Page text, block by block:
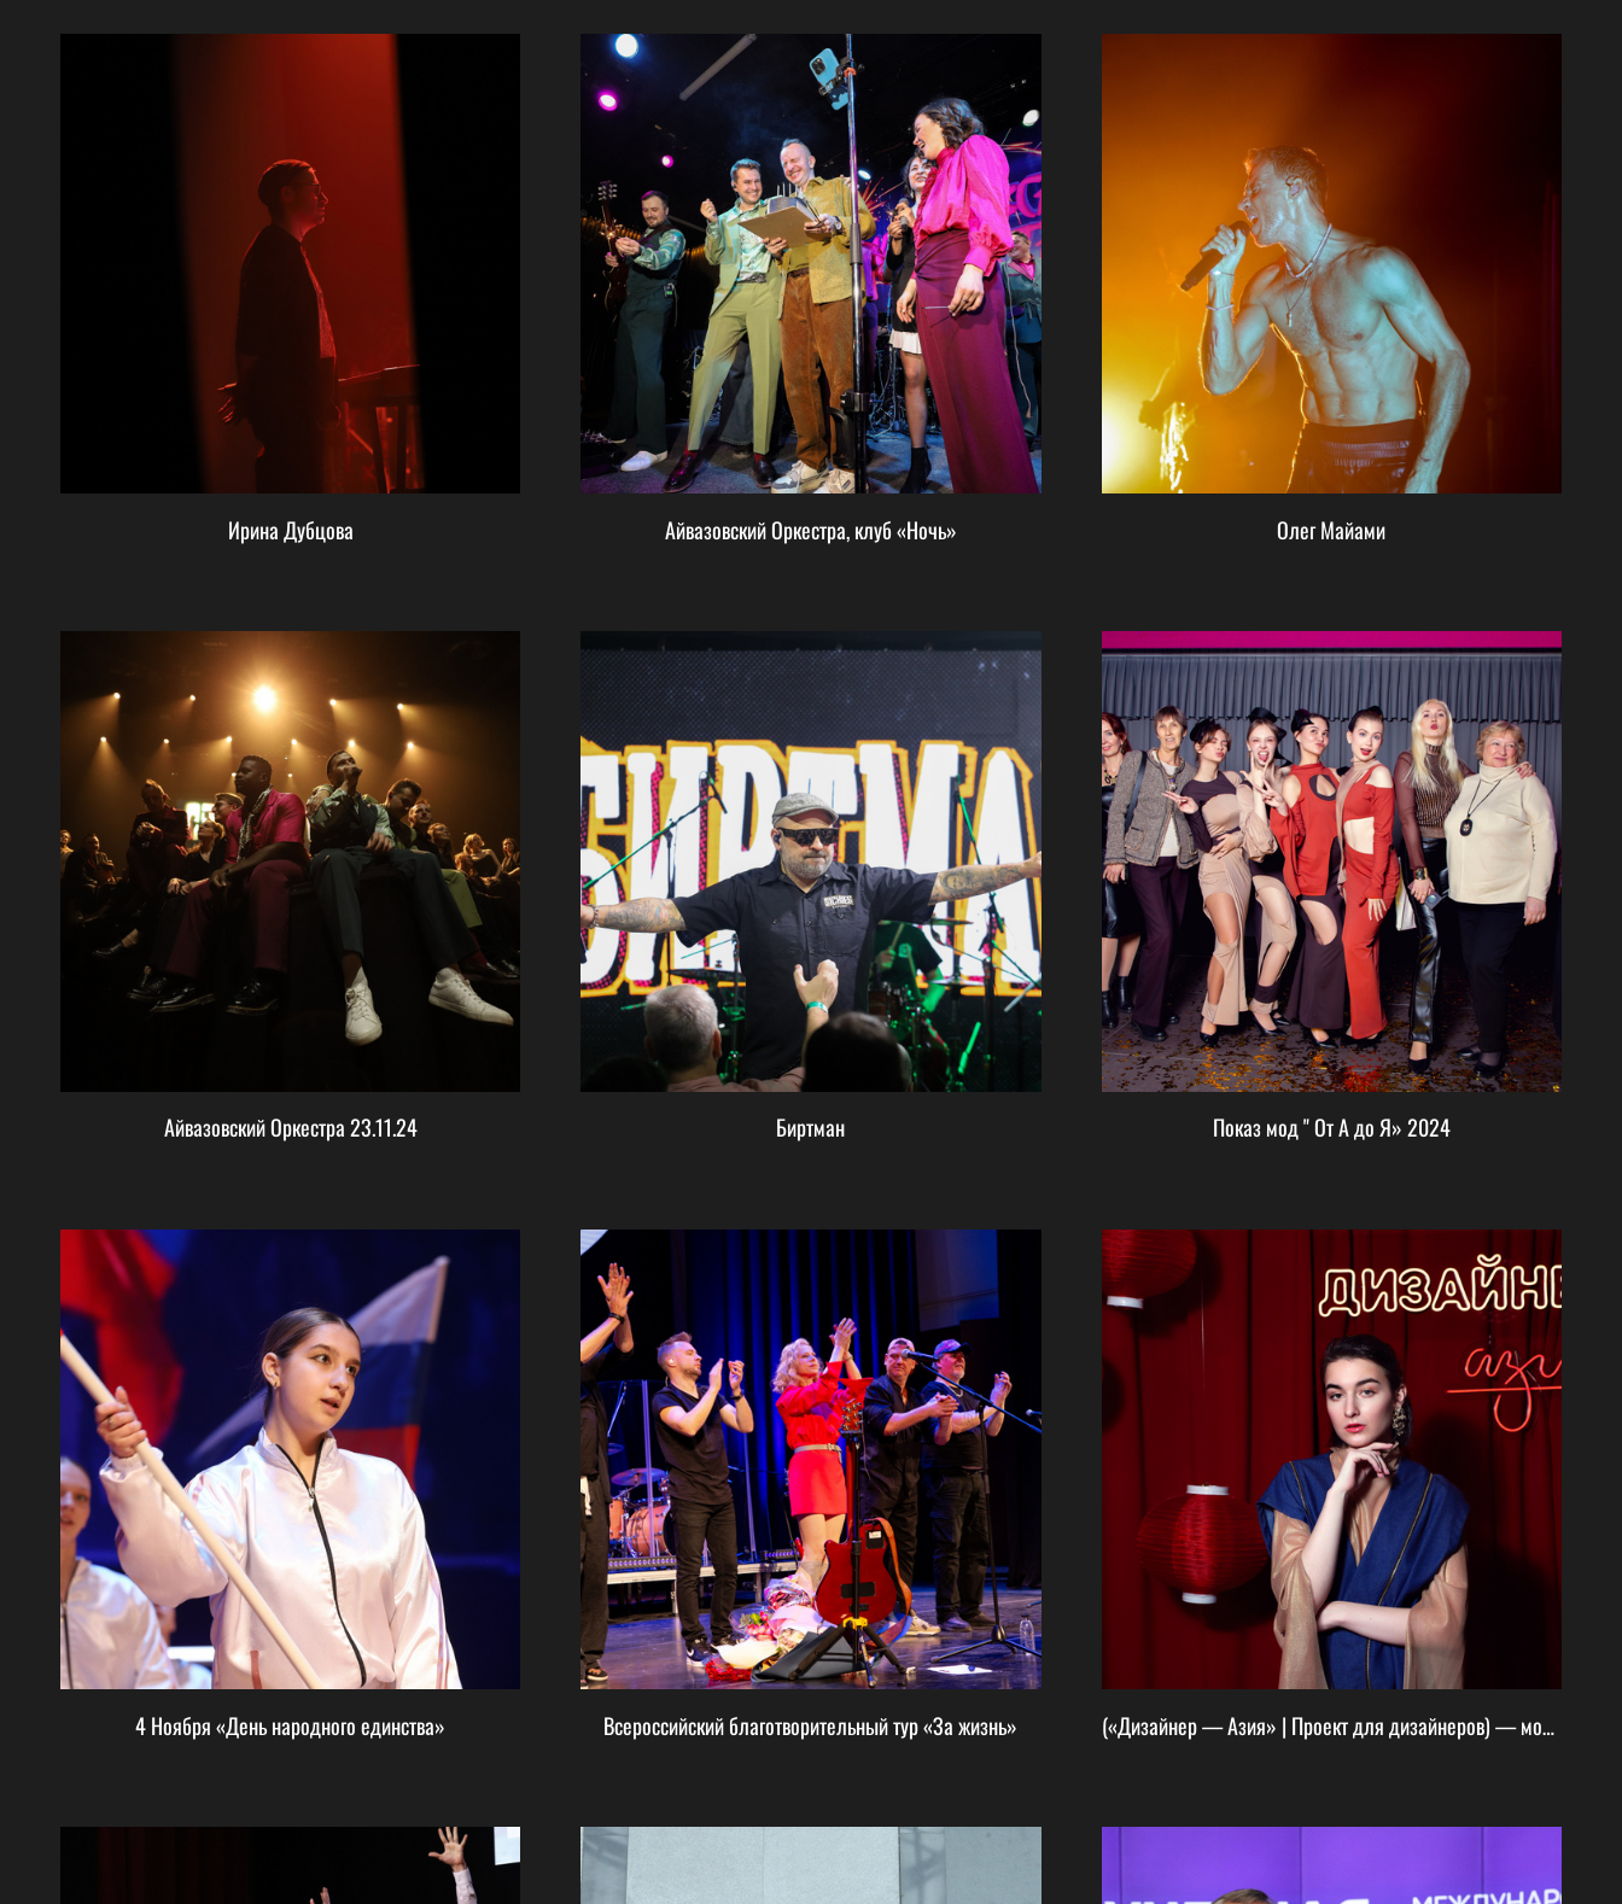
Ирина Дубцова Айвазовский Оркестра, клуб «Ночь» Олег Майами
Айвазовский Оркестра 23.11.24 Биртман Показ мод " От А до Я» 2024
4 Ноября «День народного единства» Всероссийский благотворительный тур «За жизнь» («Дизайнер — Азия» | Проект для дизайнеров) — модный показ дизайнерских коллекций!